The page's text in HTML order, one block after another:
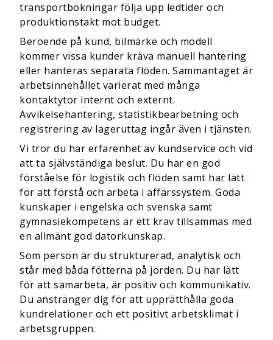
transportbokningar följa upp ledtider och
produktionstakt mot budget.
Beroende på kund, bilmärke och modell
kommer vissa kunder kräva manuell hantering
eller hanteras separata flöden. Sammantaget är
arbetsinnehållet varierat med många
kontaktytor internt och externt.
Avvikelsehantering, statistikbearbetning och
registrering av lageruttag ingår även i tjänsten.
Vi tror du har erfarenhet av kundservice och vid
att ta självständiga beslut. Du har en god
förståelse för logistik och flöden samt har lätt
för att förstå och arbeta i affärssystem. Goda
kunskaper i engelska och svenska samt
gymnasiekompetens är ett krav tillsammas med
en allmänt god datorkunskap.
Som person är du strukturerad, analytisk och
står med båda fötterna på jorden. Du har lätt
för att samarbeta, är positiv och kommunikativ.
Du anstränger dig för att upprätthålla goda
kundrelationer och ett positivt arbetsklimat i
arbetsgruppen.